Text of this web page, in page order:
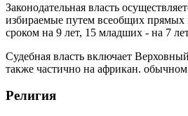
Законодательная власть
избираемые путем всеобщих прямых
сроком на 9 лет, 15 младших - на 7
Судебная власть включает
также частично на африкан.
Религия